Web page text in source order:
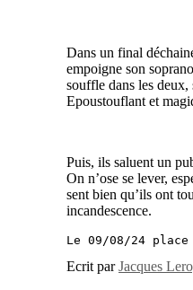
Dans un final
empoigne son
souffle dans les
Epoustouflant et
Puis, ils saluent un
On n’ose se lever,
sent bien qu’ils ont
incandescence.
Le 09/08/24
Ecrit parJacques